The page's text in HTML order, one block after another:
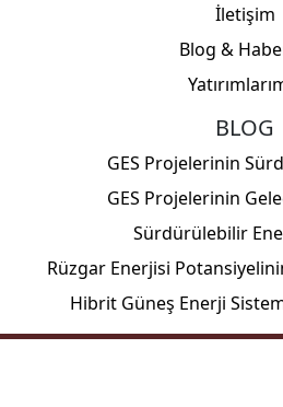
İletişim
Blog &
BLOG
GES Projelerinin
GES Projelerinin
Sürdürülebilir
Rüzgar Enerjisi
Hibrit Güneş Enerji